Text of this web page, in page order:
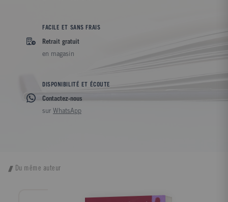
FACILE ET SANS FRAIS
Retrait gratuit
en magasin
DISPONIBILITÉ ET ÉCOUTE
Contactez-nous
sur WhatsApp
Du même auteur